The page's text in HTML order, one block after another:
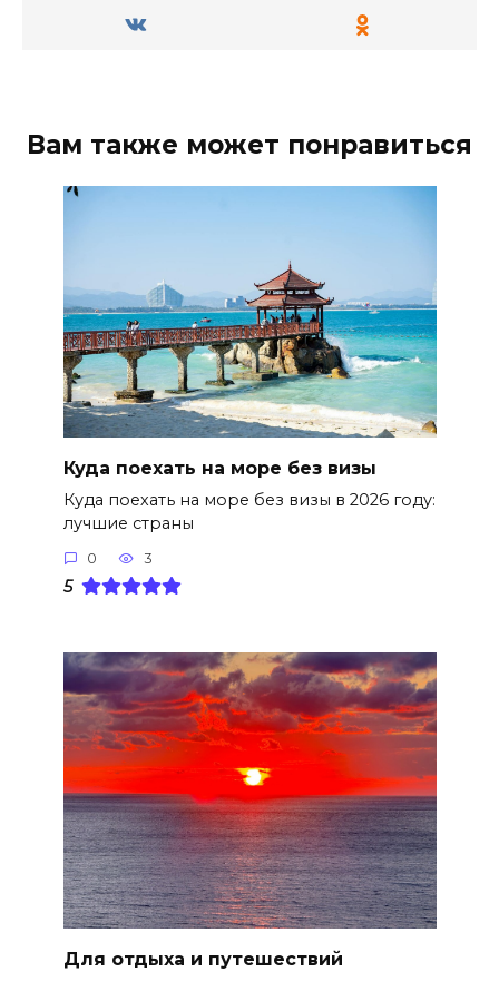
Вам также может понравиться
Куда поехать на море без визы
Куда поехать на море без визы в 2026 году:
лучшие страны
0 3
5
Для отдыха и путешествий